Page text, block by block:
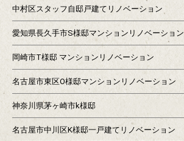
中村区スタッフ自邸戸建てリノベーション
愛知県長久手市S様邸マンションリノベーション
岡崎市T様邸 マンションリノベーション
名古屋市東区O様邸マンションリノベーション
神奈川県茅ヶ崎市k様邸
名古屋市中川区K様邸一戸建てリノベーション